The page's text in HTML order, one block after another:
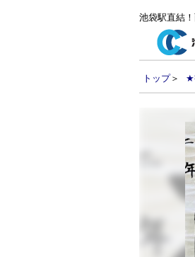
池袋駅直結
トップ＞ ★